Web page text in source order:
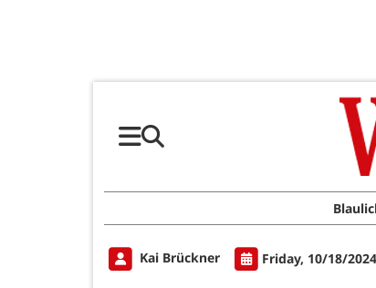
Kai Brückner Friday, 10/18/